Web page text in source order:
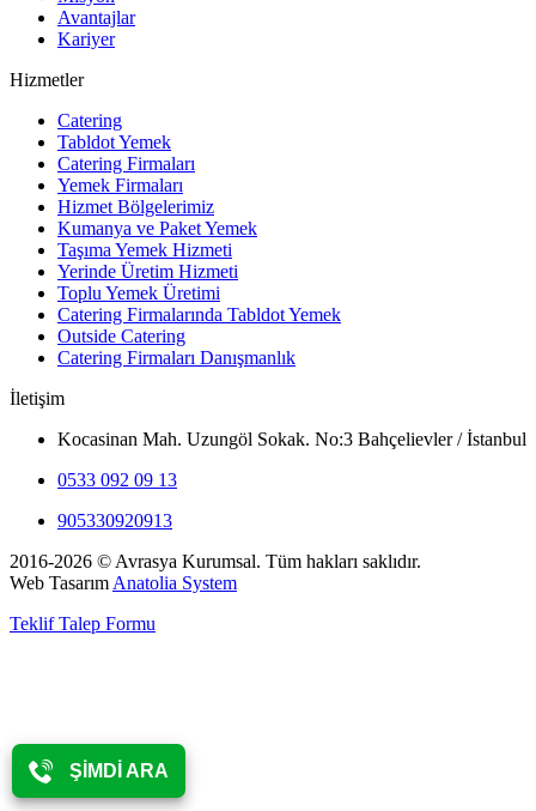
ŞİMDİ ARA
Avantajlar
Kariyer
Hizmetler
Catering
Tabldot Yemek
Catering Firmaları
Yemek Firmaları
Hizmet Bölgelerimiz
Kumanya ve Paket Yemek
Taşıma Yemek Hizmeti
Yerinde Üretim Hizmeti
Toplu Yemek Üretimi
Catering Firmalarında Tabldot Yemek
Outside Catering
Catering Firmaları Danışmanlık
İletişim
Kocasinan Mah. Uzungöl Sokak. No:3 Bahçelievler / İstanbul
0533 092 09 13
905330920913
2016-2026 © Avrasya Kurumsal. Tüm hakları saklıdır.
Web Tasarım Anatolia System
Teklif Talep Formu